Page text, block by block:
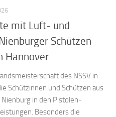
mit Luft- und
Schützen
Hannover
des NSSV in
Schützinnen und Schützen aus
in den Pistolen-
Besonders die